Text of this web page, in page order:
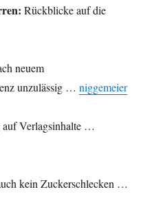
Rückblicke auf die
neuem
unzulässig …niggemeier
Verlagsinhalte …
kein Zuckerschlecken …